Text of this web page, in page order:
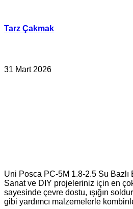
Tarz Çakmak
31 Mart 2026
Uni Posca PC‑5M 1.8‑2.5 Su Bazlı
Sanat ve DIY projeleriniz için en
sayesinde çevre dostu, ışığın
gibi yardımcı malzemelerle